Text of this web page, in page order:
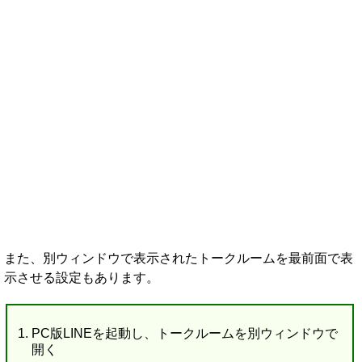
また、別ウィンドウで表示されたトークルームを最前面で表
示させる設定もあります。
PC版LINEを起動し、トークルームを別ウィンドウで
開く